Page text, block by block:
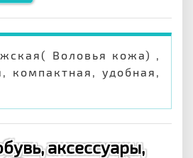
Воловья кожа) ,
компактная, удобная,
аксессуары,